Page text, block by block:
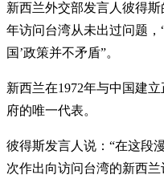
新西兰外交部发言人彼得
年访问台湾从未出过问题，
国’政策并不矛盾”。
新西兰在1972年与中国建
府的唯一代表。
彼得斯发言人说：“在这段
次作出向访问台湾的新西